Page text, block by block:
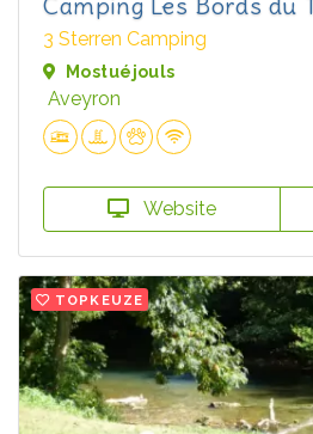
3 Sterren Camping
Mostuéjouls
Aveyron
Website
TOPKEUZE